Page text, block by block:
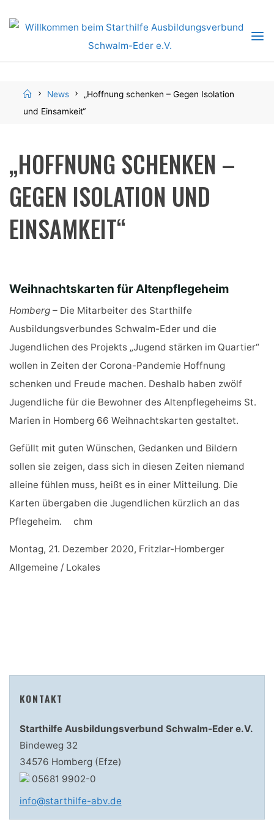
HomeNews
„Hoffnung schenken – Gegen Isolation
und Einsamkeit“
„HOFFNUNG SCHENKEN –
GEGEN ISOLATION UND
EINSAMKEIT“
Weihnachtskarten für Altenpflegeheim
Homberg – Die Mitarbeiter des Starthilfe
Ausbildungsverbundes Schwalm-Eder und die
Jugendlichen des Projekts „Jugend stärken im Quartier“
wollen in Zeiten der Corona-Pandemie Hoffnung
schenken und Freude machen. Deshalb haben zwölf
Jugendliche für die Bewohner des Altenpflegeheims St.
Marien in Homberg 66 Weihnachtskarten gestaltet.
Gefüllt mit guten Wünschen, Gedanken und Bildern
sollen sie zeigen, dass sich in diesen Zeiten niemand
alleine fühlen muss, heißt es in einer Mitteilung. Die
Karten übergaben die Jugendlichen kürzlich an das
Pflegeheim. chm
Montag, 21. Dezember 2020, Fritzlar-Homberger
Allgemeine / Lokales
KONTAKT
Starthilfe Ausbildungsverbund Schwalm-Eder e.V.
Bindeweg 32
34576 Homberg (Efze)
05681 9902-0
info@starthilfe-abv.de